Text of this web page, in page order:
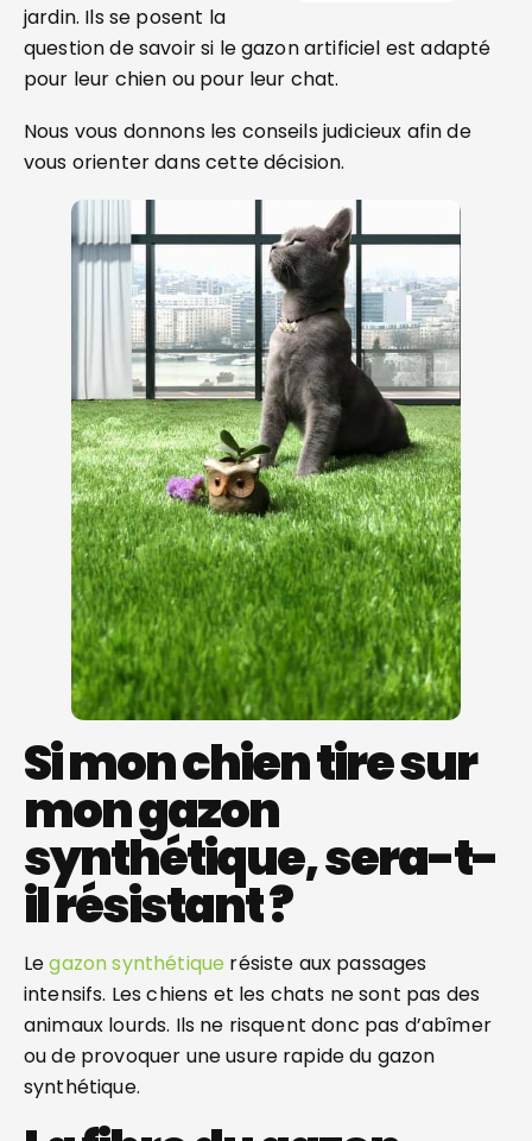
jardin. Ils se posent la
question de savoir si le gazon artificiel est adapté
pour leur chien ou pour leur chat.
Nous vous donnons les conseils judicieux afin de
vous orienter dans cette décision.
Si mon chien tire sur
mon gazon
synthétique, sera-t-
il résistant ?
Legazon synthétique résiste aux passages
intensifs. Les chiens et les chats ne sont pas des
animaux lourds. Ils ne risquent donc pas d’abîmer
ou de provoquer une usure rapide du gazon
synthétique.